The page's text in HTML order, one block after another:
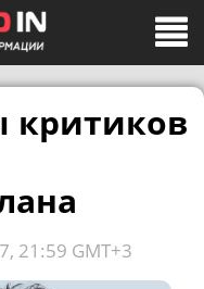
критиков
21:59 GMT+3